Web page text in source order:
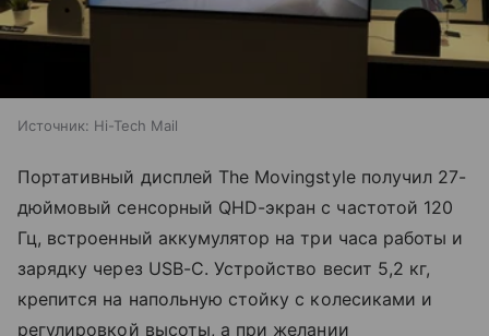
Источник: Hi-Tech Mail
Портативный дисплей The Movingstyle получил 27-
дюймовый сенсорный QHD-экран с частотой 120
Гц, встроенный аккумулятор на три часа работы и
зарядку через USB-C. Устройство весит 5,2 кг,
крепится на напольную стойку с колесиками и
регулировкой высоты, а при желании